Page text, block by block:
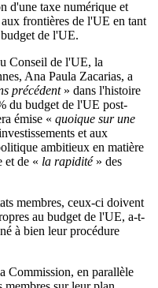
d'une taxe numérique et
frontières de l'UE en tant
de l'UE.
Conseil de l'UE, la
Ana Paula Zacarias, a
précédent » dans l'histoire
du budget de l'UE post-
émise « quoique sur une
et aux
ambitieux en matière
et de « la rapidité » des
membres, ceux-ci doivent
au budget de l'UE, a-t-
à bien leur procédure
Commission, en parallèle